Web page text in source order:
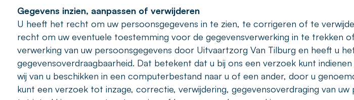
Gegevens inzien, aanpassen of verwijderen
U heeft het recht om uw persoonsgegevens in te zien, te corrigeren of te
recht om uw eventuele toestemming voor de gegevensverwerking in te trekken
verwerking van uw persoonsgegevens door Uitvaartzorg Van Tilburg en heeft u
gegevensoverdraagbaarheid. Dat betekent dat u bij ons een verzoek kunt
wij van u beschikken in een computerbestand naar u of een ander, door u
kunt een verzoek tot inzage, correctie, verwijdering, gegevensoverdraging van